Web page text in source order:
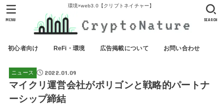
環境×web3.0【クリプトネイチャー】
初心者向け ReFi・環境 広告掲載について お問い合わせ
SEARCH
MENU
ニュース 2022.01.09
マイクリ運営会社がポリゴンと戦略的パートナ
ーシップ締結